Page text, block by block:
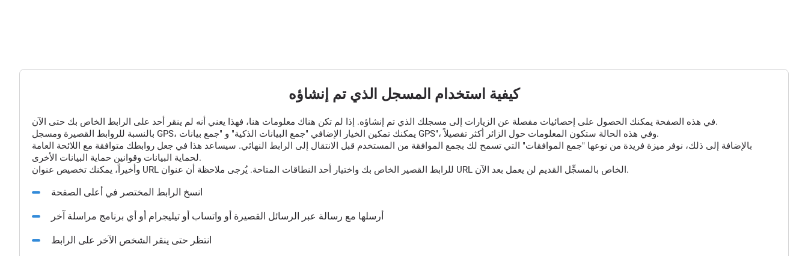
كيفية استخدام المسجل الذي تم إنشاؤه
في هذه الصفحة يمكنك الحصول على إحصائيات مفصلة عن الزيارات إلى مسجلك الذي تم إنشاؤه. إذا لم تكن هناك معلومات هنا، فهذا يعني أنه لم ينقر أحد على الرابط الخاص بك حتى الآن.
بالنسبة للروابط القصيرة ومسجل GPS، يمكنك تمكين الخيار الإضافي "جمع البيانات الذكية" و "جمع بيانات GPS"، وفي هذه الحالة ستكون المعلومات حول الزائر أكثر تفصيلاً.
بالإضافة إلى ذلك، نوفر ميزة فريدة من نوعها "جمع الموافقات" التي تسمح لك بجمع الموافقة من المستخدم قبل الانتقال إلى الرابط النهائي. سيساعد هذا في جعل روابطك متوافقة مع اللائحة العامة
لحماية البيانات وقوانين حماية البيانات الأخرى.
وأخيراً، يمكنك تخصيص عنوان URL للرابط القصير الخاص بك واختيار أحد النطاقات المتاحة. يُرجى ملاحظة أن عنوان URL الخاص بالمسجِّل القديم لن يعمل بعد الآن.
انسخ الرابط المختصر في أعلى الصفحة
أرسلها مع رسالة عبر الرسائل القصيرة أو واتساب أو تيليجرام أو أي برنامج مراسلة آخر
انتظر حتى ينقر الشخص الآخر على الرابط